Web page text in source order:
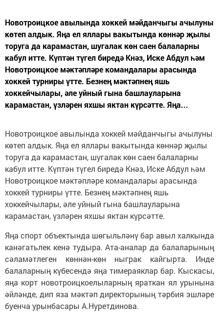
Новотроицкое авылында хоккей мәйданчыгы ачылуны
көтеп алдык. Яңа ел яллары вакытында көннәр җылы
торуга да карамастан, шугалак көн саен балаларны
кабул итте. Күптән түгел биредә Кнәз, Иске Абдул һәм
Новотроицкое мәктәпләре командалары арасында
хоккей турниры үтте. Безнең мәктәпнең яшь
хоккейчылары, әле уйный гына башлауларына
карамастан, үзләрен яхшы яктан күрсәтте. Яңа...
Новотроицкое авылында хоккей мәйданчыгы ачылуны
көтеп алдык. Яңа ел яллары вакытында көннәр җылы
торуга да карамастан, шугалак көн саен балаларны
кабул итте. Күптән түгел биредә Кнәз, Иске Абдул һәм
Новотроицкое мәктәпләре командалары арасында
хоккей турниры үтте. Безнең мәктәпнең яшь
хоккейчылары, әле уйный гына башлауларына
карамастан, үзләрен яхшы яктан күрсәтте.
Яңа спорт объектында шөгыльләнү бар авыл халкында
канәгатьлек кенә тудыра. Ата-аналар да балаларының
сәламәтлеген көннән-көн ныграк кайгырта. Инде
балаларның күбесендә яңа тимераяклар бар. Кыскасы,
яңа корт новотроицкоелыларның яраткан ял урынына
әйләнде, дип яза мәктәп директорының тәрбия эшләре
буенча урынбасары А.Нуретдинова.